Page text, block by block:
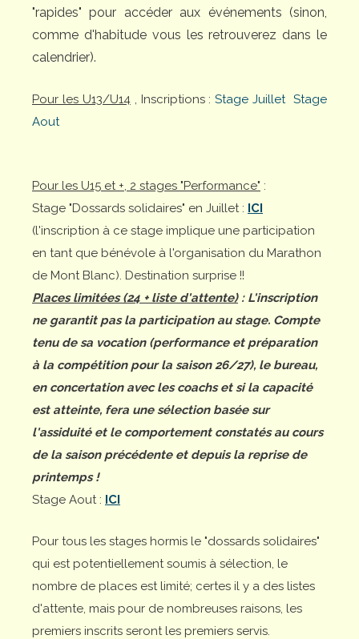
"rapides" pour accéder aux événements (sinon,
comme d'habitude vous les retrouverez dans le
calendrier).
Pour les U13/U14, Inscriptions :Stage Juillet Stage
Aout
Pour les U15 et +, 2 stages "Performance" :
Stage "Dossards solidaires" en Juillet : ICI
(l'inscription à ce stage implique une participation
en tant que bénévole à l'organisation du Marathon
de Mont Blanc). Destination surprise !!
Places limitées (24 + liste d'attente): L'inscription
ne garantit pas la participation au stage. Compte
tenu de sa vocation (performance et préparation
à la compétition pour la saison 26/27), le bureau,
en concertation avec les coachs et si la capacité
est atteinte, fera une sélection basée sur
l'assiduité et le comportement constatés au cours
de la saison précédente et depuis la reprise de
printemps !
Stage Aout : ICI
Pour tous les stages hormis le "dossards solidaires"
qui est potentiellement soumis à sélection, le
nombre de places est limité; certes il y a des listes
d'attente, mais pour de nombreuses raisons, les
premiers inscrits seront les premiers servis.